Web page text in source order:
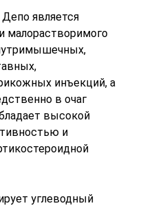
является
малорастворимого
инъекций, а
в очаг
высокой
и
углеводный